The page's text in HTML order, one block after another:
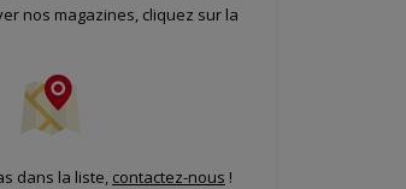
nos magazines, cliquez sur la
dans la liste, contactez-nous !